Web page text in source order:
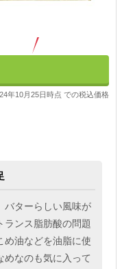
年10月25日時点 での税込価格
バターらしい風味が
ランス脂肪酸の問題
め油などを油脂に使
めなのも気に入って